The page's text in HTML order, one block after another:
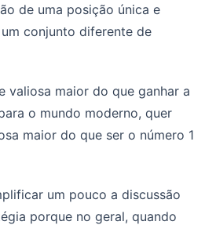
de uma posição única e
conjunto diferente de
valiosa maior do que ganhar a
o mundo moderno, quer
maior do que ser o número 1
um pouco a discussão
porque no geral, quando